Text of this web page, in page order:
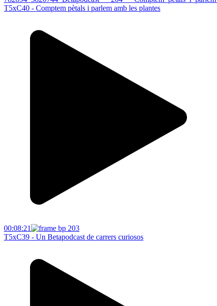
T5xC40 - Comptem pètals i parlem amb les plantes
00:08:21
T5xC39 - Un Betapodcast de carrers curiosos